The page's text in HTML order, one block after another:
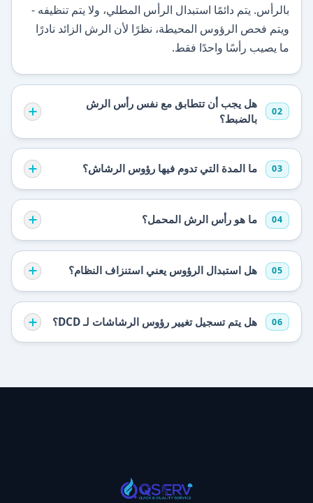
بالرأس. يتم دائمًا استبدال الرأس المطلي، ولا يتم تنظيفه -
ويتم فحص الرؤوس المحيطة، نظرًا لأن الرش الزائد نادرًا
ما يصيب رأسًا واحدًا فقط.
02
هل يجب أن تتطابق مع نفس رأس الرش
بالضبط؟
03 ما المدة التي تدوم فيها رؤوس الرشاش؟
04 ما هو رأس الرش المحمل؟
05 هل استبدال الرؤوس يعني استنزاف النظام؟
06 هل يتم تسجيل تغيير رؤوس الرشاشات لـ DCD؟